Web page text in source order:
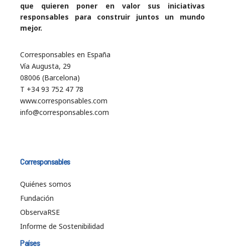
que quieren poner en valor sus iniciativas
responsables para construir juntos un mundo
mejor.
Corresponsables en España
Vía Augusta, 29
08006 (Barcelona)
T +34 93 752 47 78
www.corresponsables.com
info@corresponsables.com
Corresponsables
Quiénes somos
Fundación
ObservaRSE
Informe de Sostenibilidad
Países